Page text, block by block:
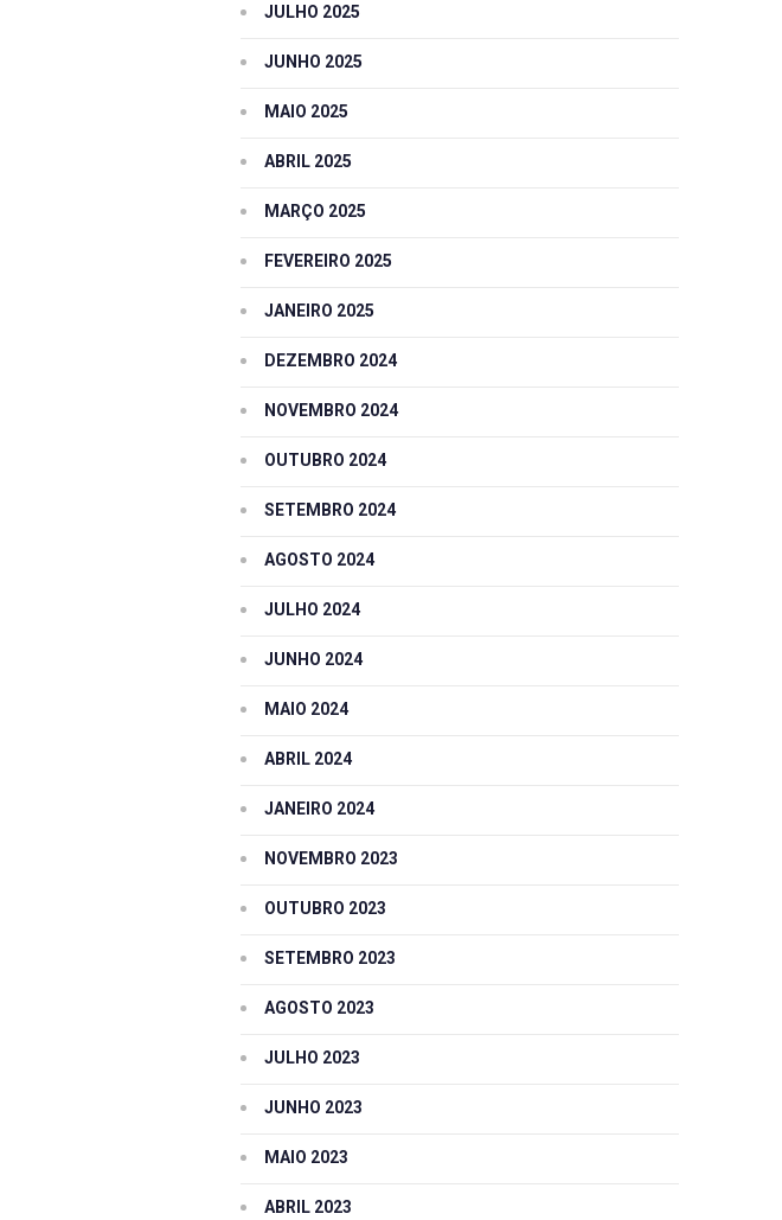
JULHO 2025
JUNHO 2025
MAIO 2025
ABRIL 2025
MARÇO 2025
FEVEREIRO 2025
JANEIRO 2025
DEZEMBRO 2024
NOVEMBRO 2024
OUTUBRO 2024
SETEMBRO 2024
AGOSTO 2024
JULHO 2024
JUNHO 2024
MAIO 2024
ABRIL 2024
JANEIRO 2024
NOVEMBRO 2023
OUTUBRO 2023
SETEMBRO 2023
AGOSTO 2023
JULHO 2023
JUNHO 2023
MAIO 2023
ABRIL 2023